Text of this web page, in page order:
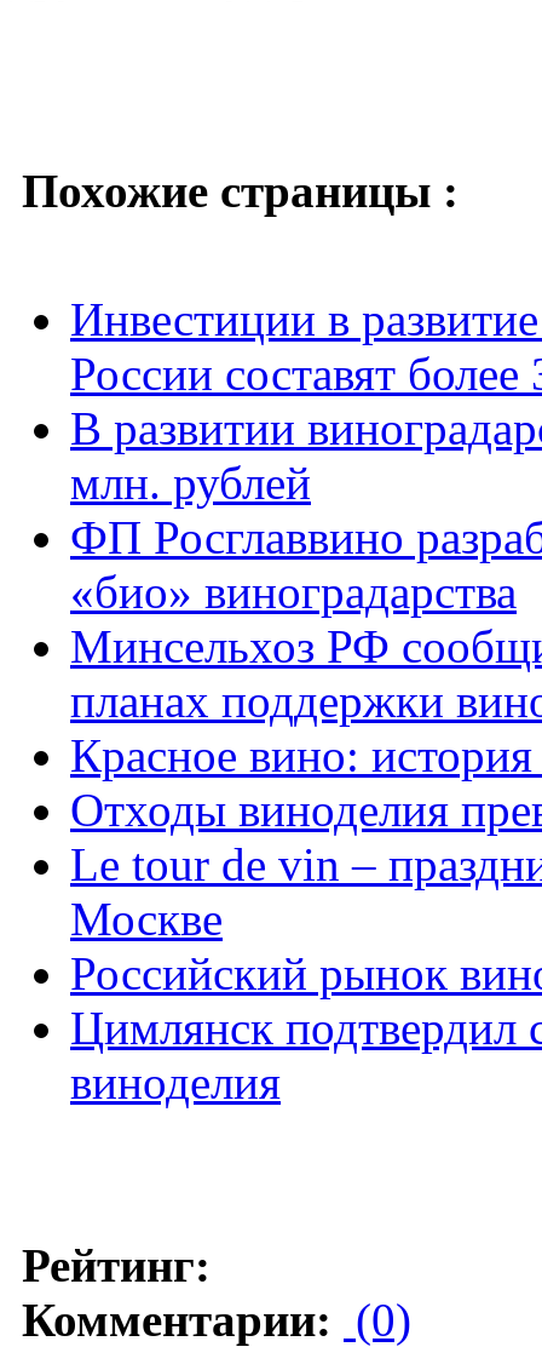
Похожие страницы :
Инвестиции в
России составят
В развитии
млн. рублей
ФП Росглаввино
«био» виноградарства
Минсельхоз РФ
планах поддержки
Красное вино:
Отходы виноделия
Le tour de vin –
Москве
Российский рынок
Цимлянск подтвердил
виноделия
Рейтинг:
Комментарии: (0)